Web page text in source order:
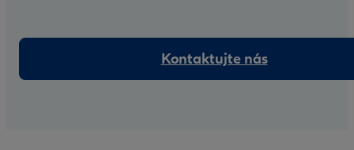
Kontaktujte nás